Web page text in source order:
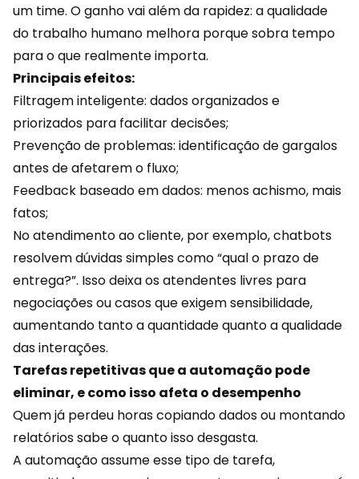
um time. O ganho vai além da rapidez: a qualidade
do trabalho humano melhora porque sobra tempo
para o que realmente importa.
Principais efeitos:
Filtragem inteligente: dados organizadose
priorizados para facilitar decisões;
Prevenção de problemas: identificação de gargalos
antes de afetarem o fluxo;
Feedback baseado em dados: menos achismo, mais
fatos;
No atendimento ao cliente, por exemplo, chatbots
resolvem dúvidas simples como “qual o prazo de
entrega?”. Isso deixa os atendentes livres para
negociações ou casos que exigem sensibilidade,
aumentando tanto a quantidade quanto a qualidade
das interações.
Tarefas repetitivas que a automação pode
eliminar, e como isso afeta o desempenho
Quem já perdeu horas copiando dados ou montando
relatórios sabe o quanto isso desgasta.
A automação assume esse tipo de tarefa,